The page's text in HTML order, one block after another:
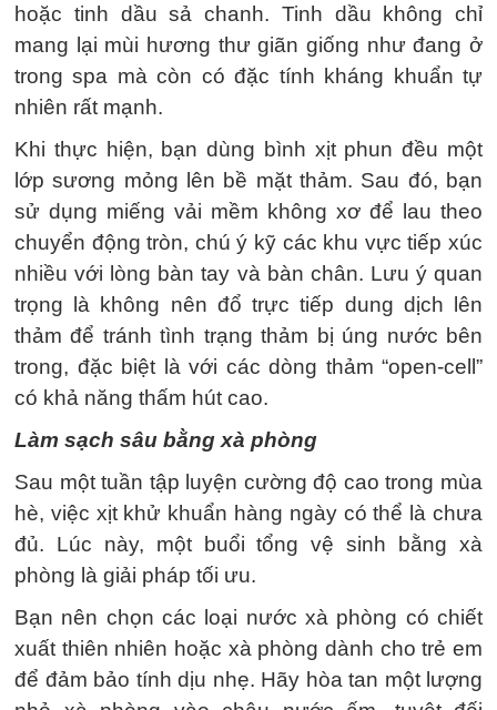
hoặc tinh dầu sả chanh. Tinh dầu không chỉ
mang lại mùi hương thư giãn giống như đang ở
trong spa mà còn có đặc tính kháng khuẩn tự
nhiên rất mạnh.
Khi thực hiện, bạn dùng bình xịt phun đều một
lớp sương mỏng lên bề mặt thảm. Sau đó, bạn
sử dụng miếng vải mềm không xơ để lau theo
chuyển động tròn, chú ý kỹ các khu vực tiếp xúc
nhiều với lòng bàn tay và bàn chân. Lưu ý quan
trọng là không nên đổ trực tiếp dung dịch lên
thảm để tránh tình trạng thảm bị úng nước bên
trong, đặc biệt là với các dòng thảm “open-cell”
có khả năng thấm hút cao.
Làm sạch sâu bằng xà phòng
Sau một tuần tập luyện cường độ cao trong mùa
hè, việc xịt khử khuẩn hàng ngày có thể là chưa
đủ. Lúc này, một buổi tổng vệ sinh bằng xà
phòng là giải pháp tối ưu.
Bạn nên chọn các loại nước xà phòng có chiết
xuất thiên nhiên hoặc xà phòng dành cho trẻ em
để đảm bảo tính dịu nhẹ. Hãy hòa tan một lượng